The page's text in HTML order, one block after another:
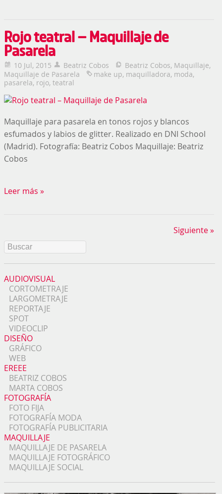
Rojo teatral – Maquillaje de
Pasarela
10 Jul, 2015 Beatriz Cobos Beatriz Cobos, Maquillaje,
Maquillaje de Pasarela
make up, maquilladora, moda,
pasarela, rojo, teatral
Maquillaje para pasarela en tonos rojos y blancos
esfumados y labios de glitter. Realizado en DNI School
(Madrid). Fotografía: Beatriz Cobos Maquillaje: Beatriz
Cobos
Leer más »
Siguiente »
AUDIOVISUAL
CORTOMETRAJE
LARGOMETRAJE
REPORTAJE
SPOT
VIDEOCLIP
DISEÑO
GRÁFICO
WEB
EREEE
BEATRIZ COBOS
MARTA COBOS
FOTOGRAFÍA
FOTO FIJA
FOTOGRAFÍA MODA
FOTOGRAFÍA PUBLICITARIA
MAQUILLAJE
MAQUILLAJE DE PASARELA
MAQUILLAJE FOTOGRÁFICO
MAQUILLAJE SOCIAL